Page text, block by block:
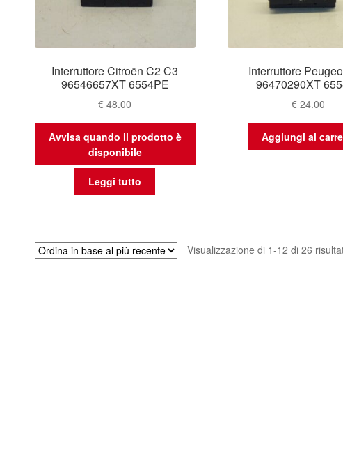
Interruttore Citroën C2 C3
96546657XT 6554PE
€ 48.00
Avvisa quando il prodotto è
disponibile
Leggi tutto
Interruttore
96470290XT
€24.00
Aggiungi al
Visualizzazione di 1-12 di 26